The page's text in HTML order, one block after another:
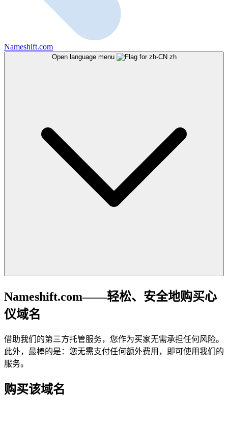
Nameshift.com
Open language menu zh
Nameshift.com——轻松、安全地购买心
仪域名
借助我们的第三方托管服务，您作为买家无需承担任何风险。
此外，最棒的是：您无需支付任何额外费用，即可使用我们的
服务。
购买该域名